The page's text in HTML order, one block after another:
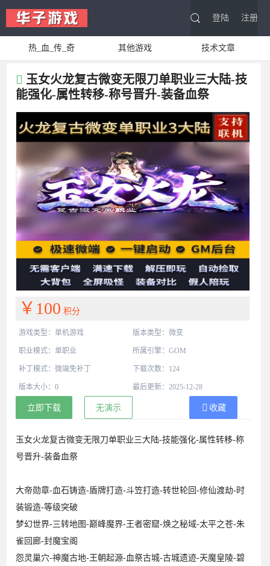
登陆 注册
热_血_传_奇 其他游戏 技术文章
玉女火龙复古微变无限刀单职业三大陆-技
能强化-属性转移-称号晋升-装备血祭
￥100 积分
游戏类型：单机游戏 版本类型：微变
职业模式：单职业 所属引擎：GOM
补丁模式：微端免补丁 下载次数：124
版本大小：0 最后更新：2025-12-28
立即下载 无演示 收藏
玉女火龙复古微变无限刀单职业三大陆-技能强化-属性转移-称
号晋升-装备血祭
大帝勋章-血石铸造-盾牌打造-斗笠打造-转世轮回-修仙渡劫-时
装锻造-等级突破
梦幻世界-三转地图-巅峰魔界-王者密窟-焕之秘域-太平之苍-朱
雀回廊-封魔宝阁
怨灵巢穴-神魔古地-王朝起源-血祭古城-古城遗迹-天魔皇陵-碧